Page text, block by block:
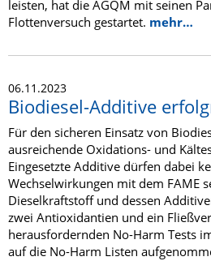
leisten, hat die AGQM mit seinen
Flottenversuch gestartet. mehr…
06.11.2023
Biodiesel-Additive
Für den sicheren Einsatz von
ausreichende Oxidations- und
Eingesetzte Additive dürfen dabei
Wechselwirkungen mit dem FAME
Dieselkraftstoff und dessen
zwei Antioxidantien und ein
herausfordernden No-Harm Tests
auf die No-Harm Listen